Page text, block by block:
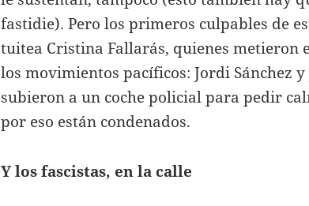
fastidie). Pero los primeros culpables de
tuitea Cristina Fallarás, quienes metieron
los movimientos pacíficos: Jordi Sánchez
subieron a un coche policial para pedir
por eso están condenados.
Y los fascistas, en la calle